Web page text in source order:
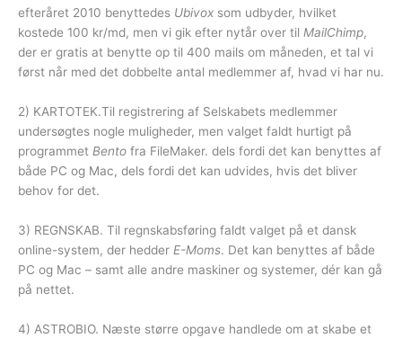
efteråret 2010 benyttedes Ubivox som udbyder, hvilket
kostede 100 kr/md, men vi gik efter nytår over til MailChimp,
der er gratis at benytte op til 400 mails om måneden, et tal vi
først når med det dobbelte antal medlemmer af, hvad vi har nu.
2) KARTOTEK.Til registrering af Selskabets medlemmer
undersøgtes nogle muligheder, men valget faldt hurtigt på
programmet Bento fra FileMaker. dels fordi det kan benyttes af
både PC og Mac, dels fordi det kan udvides, hvis det bliver
behov for det.
3) REGNSKAB. Til regnskabsføring faldt valget på et dansk
online-system, der hedder E-Moms. Det kan benyttes af både
PC og Mac – samt alle andre maskiner og systemer, dér kan gå
på nettet.
4) ASTROBIO. Næste større opgave handlede om at skabe et